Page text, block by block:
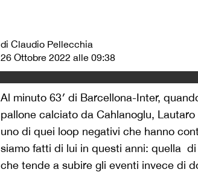
di Claudio Pellecchia
26 Ottobre 2022 alle 09:38
Al minuto 63′ di Barcellona-Inter,
pallone calciato da Cahlanoglu,
uno di quei loop negativi che hanno
siamo fatti di lui in questi anni: quella
che tende a subire gli eventi invece di